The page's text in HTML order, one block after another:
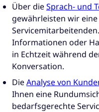
Über dieSprach- und
gewährleisten wir
Informationen oder
in Echtzeit während
Konversation.
DieAnalyse von
Ihnen eine
bedarfsgerechte